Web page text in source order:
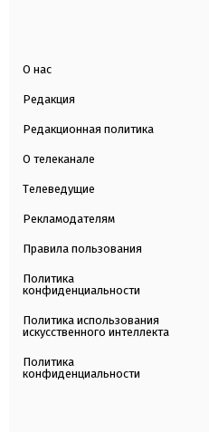
О нас
Редакция
Редакционная политика
О телеканале
Телеведущие
Рекламодателям
Правила пользования
Политика
конфиденциальности
Политика использования
искусственного интеллекта
Политика
конфиденциальности